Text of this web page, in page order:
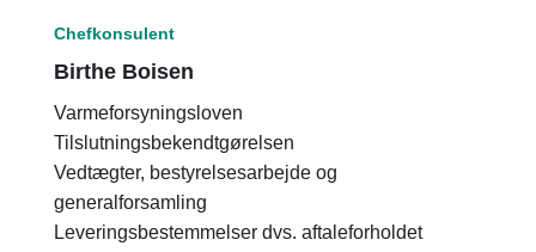
Chefkonsulent
Birthe Boisen
Varmeforsyningsloven
Tilslutningsbekendtgørelsen
Vedtægter, bestyrelsesarbejde og
generalforsamling
Leveringsbestemmelser dvs. aftaleforholdet